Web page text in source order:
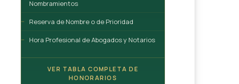
Nombramientos
Reserva de Nombre o de Prioridad
Hora Profesional de Abogados y Notarios
VER TABLA COMPLETA DE
HONORARIOS